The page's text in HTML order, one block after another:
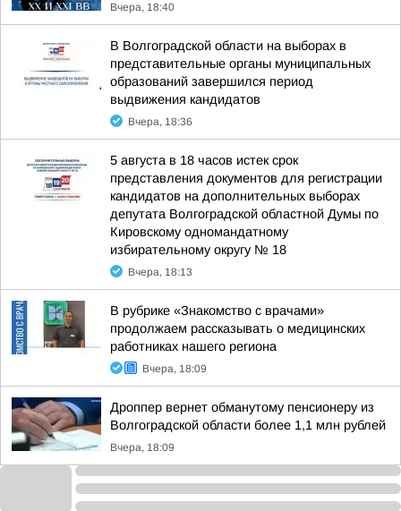
Вчера, 18:40
В Волгоградской области на выборах в
представительные органы муниципальных
образований завершился период
выдвижения кандидатов
Вчера, 18:36
5 августа в 18 часов истек срок
представления документов для регистрации
кандидатов на дополнительных выборах
депутата Волгоградской областной Думы по
Кировскому одномандатному
избирательному округу № 18
Вчера, 18:13
В рубрике «Знакомство с врачами»
продолжаем рассказывать о медицинских
работниках нашего региона
Вчера, 18:09
Дроппер вернет обманутому пенсионеру из
Волгоградской области более 1,1 млн рублей
Вчера, 18:09